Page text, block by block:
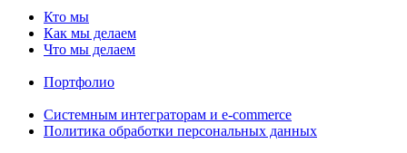
Кто мы
Как мы делаем
Что мы делаем
Портфолио
Системным интеграторам и e-commerce
Политика обработки персональных данных